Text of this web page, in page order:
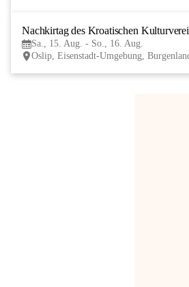
Nachkirtag des Kroatischen
Sa., 15. Aug. - So., 16. Aug.
Oslip, Eisenstadt-Umgebung,